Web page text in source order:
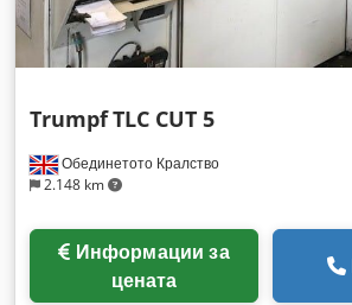
Обединетото Кралство
2.148 km
TrumpfTLC CUT 5
цената